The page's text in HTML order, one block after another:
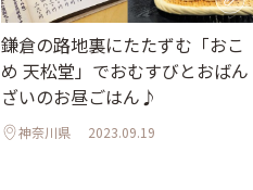
鎌倉の路地裏にたたずむ「おこ
め 天松堂」でおむすびとおばん
ざいのお昼ごはん♪
神奈川県 2023.09.19